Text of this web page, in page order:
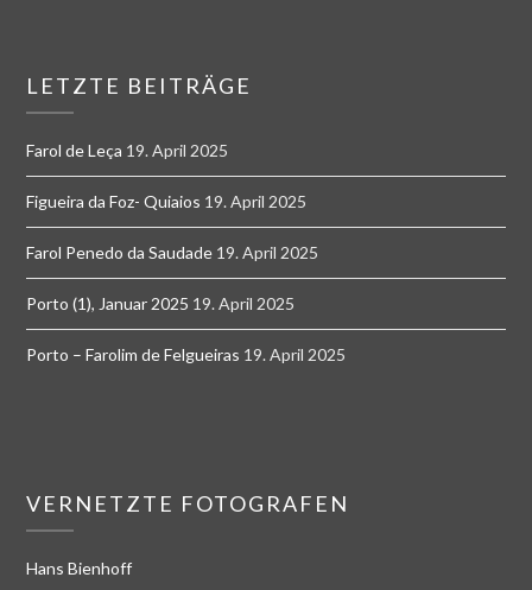
LETZTE BEITRÄGE
Farol de Leça 19. April 2025
Figueira da Foz- Quiaios 19. April 2025
Farol Penedo da Saudade 19. April 2025
Porto (1), Januar 2025 19. April 2025
Porto – Farolim de Felgueiras 19. April 2025
VERNETZTE FOTOGRAFEN
Hans Bienhoff